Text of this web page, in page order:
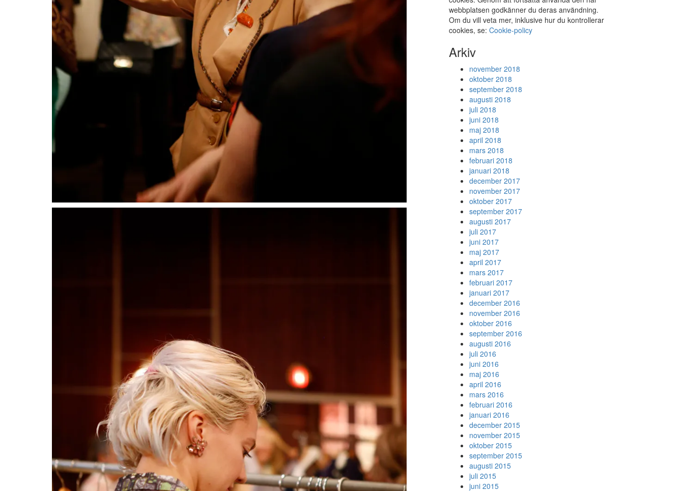
webbplatsen godkänner du deras användning.
Om du vill veta mer, inklusive hur du kontrollerar
cookies, se: Cookie-policy
Arkiv
november 2018
oktober 2018
september 2018
augusti 2018
juli 2018
juni 2018
maj 2018
april 2018
mars 2018
februari 2018
januari 2018
december 2017
november 2017
oktober 2017
september 2017
augusti 2017
juli 2017
juni 2017
maj 2017
april 2017
mars 2017
februari 2017
januari 2017
december 2016
november 2016
oktober 2016
september 2016
augusti 2016
juli 2016
juni 2016
maj 2016
april 2016
mars 2016
februari 2016
januari 2016
december 2015
november 2015
oktober 2015
september 2015
augusti 2015
juli 2015
juni 2015